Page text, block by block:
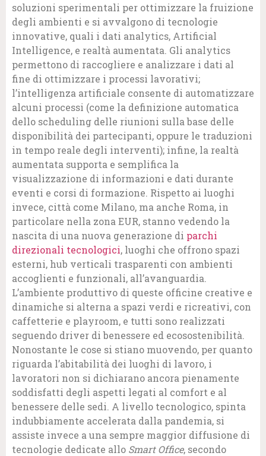
soluzioni sperimentali per ottimizzare la fruizione
degli ambienti e si avvalgono di tecnologie
innovative, quali i dati analytics, Artificial
Intelligence, e realtà aumentata. Gli analytics
permettono di raccogliere e analizzare i dati al
fine di ottimizzare i processi lavorativi;
l’intelligenza artificiale consente di automatizzare
alcuni processi (come la definizione automatica
dello scheduling delle riunioni sulla base delle
disponibilità dei partecipanti, oppure le traduzioni
in tempo reale degli interventi); infine, la realtà
aumentata supporta e semplifica la
visualizzazione di informazioni e dati durante
eventi e corsi di formazione. Rispetto ai luoghi
invece, città come Milano, ma anche Roma, in
particolare nella zona EUR, stanno vedendo la
nascita di una nuova generazione di parchi
direzionali tecnologici, luoghi che offrono spazi
esterni, hub verticali trasparenti con ambienti
accoglienti e funzionali, all’avanguardia.
L’ambiente produttivo di queste officine creative e
dinamiche si alterna a spazi verdi e ricreativi, con
caffetterie e playroom, e tutti sono realizzati
seguendo driver di benessere ed ecosostenibilità.
Nonostante le cose si stiano muovendo, per quanto
riguarda l’abitabilità dei luoghi di lavoro, i
lavoratori non si dichiarano ancora pienamente
soddisfatti degli aspetti legati al comfort e al
benessere delle sedi. A livello tecnologico, spinta
indubbiamente accelerata dalla pandemia, si
assiste invece a una sempre maggior diffusione di
tecnologie dedicate allo Smart Office, secondo